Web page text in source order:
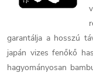
garantálja a hosszú
japán vizes fenőkő
hagyományosan